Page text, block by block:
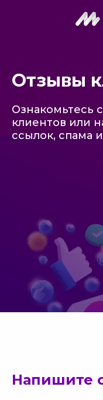
Отзывы
Ознакомьтесь
клиентов или
ссылок, спама
Напишите